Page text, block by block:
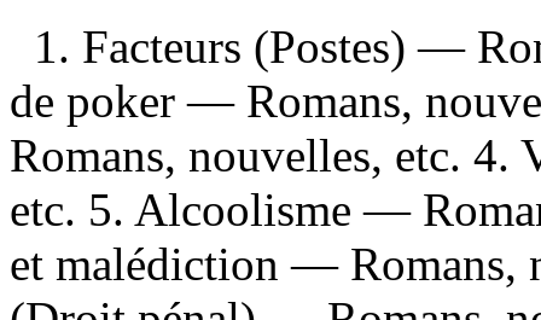
1. Facteurs (Postes) —
de poker — Romans,
Romans, nouvelles, etc. 4.
etc. 5. Alcoolisme —
et malédiction — Romans,